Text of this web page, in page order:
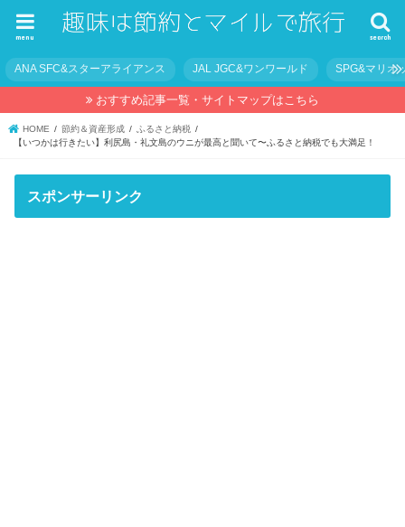
search
menu
ANA SFC&スターアライアンス JAL JGC&ワンワールド SPG&マリオ
おすすめ記事一覧・サイトマップはこちら
HOME 節約＆資産形成
ふるさと納税
【いつかは行きたい】利尻島・礼文島のウニが最高と聞いて〜ふるさと納税でも大満足！
スポンサーリンク